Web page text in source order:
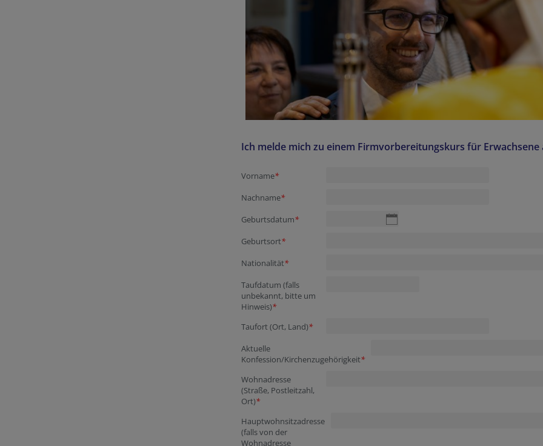
Ich melde mich zu einem Firmvorbereitungskurs für Erwachsene
Vorname*
Nachname*
Geburtsdatum*
Geburtsort*
Nationalität*
Taufdatum (falls
unbekannt, bitte um
Hinweis)*
Taufort (Ort, Land)*
Aktuelle
Konfession/Kirchenzugehörigkeit*
Wohnadresse
(Straße, Postleitzahl,
Ort)*
Hauptwohnsitzadresse
(falls von der
Wohnadresse